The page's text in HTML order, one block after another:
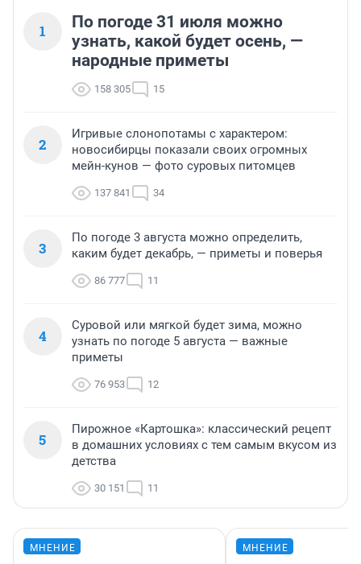
1
По погоде 31 июля можно
узнать, какой будет осень, —
народные приметы
158 305 15
2
Игривые слонопотамы с характером:
новосибирцы показали своих огромных
мейн-кунов — фото суровых питомцев
137 841 34
3
По погоде 3 августа можно определить,
каким будет декабрь, — приметы и поверья
86 777 11
4
Суровой или мягкой будет зима, можно
узнать по погоде 5 августа — важные
приметы
76 953 12
5
Пирожное «Картошка»: классический рецепт
в домашних условиях с тем самым вкусом из
детства
30 151 11
МНЕНИЕ МНЕНИЕ